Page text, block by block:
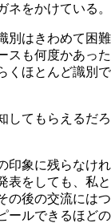
をかけている。
別はきわめて困難
スも何度かあった
くほとんど識別で
てもらえるだろ
印象に残らなけれ
表をしても、私と
の後の交流にはつ
ールできるほどの